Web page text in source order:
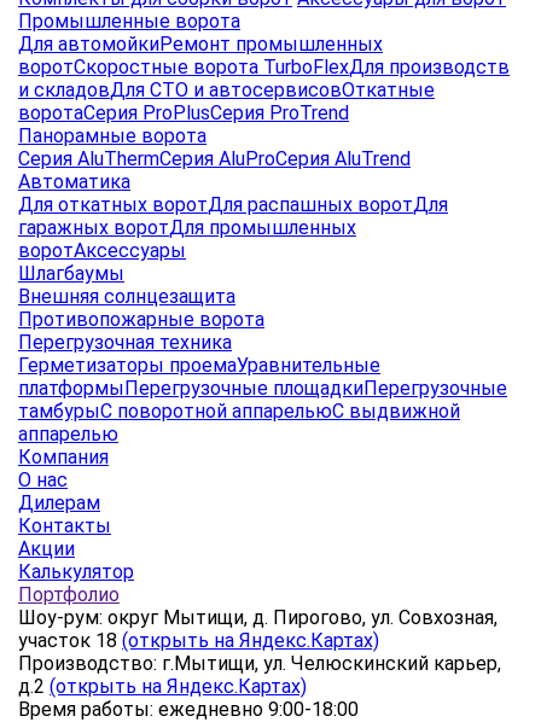
Промышленные ворота
Для автомойкиРемонт промышленных
воротСкоростные ворота TurboFlexДля производств
и складовДля СТО и автосервисовОткатные
воротаСерия ProPlusСерия ProTrend
Панорамные ворота
Серия AluThermСерия AluProСерия AluTrend
Автоматика
Для откатных воротДля распашных воротДля
гаражных воротДля промышленных
воротАксессуары
Шлагбаумы
Внешняя солнцезащита
Противопожарные ворота
Перегрузочная техника
Герметизаторы проемаУравнительные
платформыПерегрузочные площадкиПерегрузочные
тамбурыС поворотной аппарельюС выдвижной
аппарелью
Компания
О нас
Дилерам
Контакты
Акции
Калькулятор
Портфолио
Шоу-рум: округ Мытищи, д. Пирогово, ул. Совхозная,
участок 18 (открыть на Яндекс.Картах)
Производство: г.Мытищи, ул. Челюскинский карьер,
д.2 (открыть на Яндекс.Картах)
Время работы: ежедневно 9:00-18:00